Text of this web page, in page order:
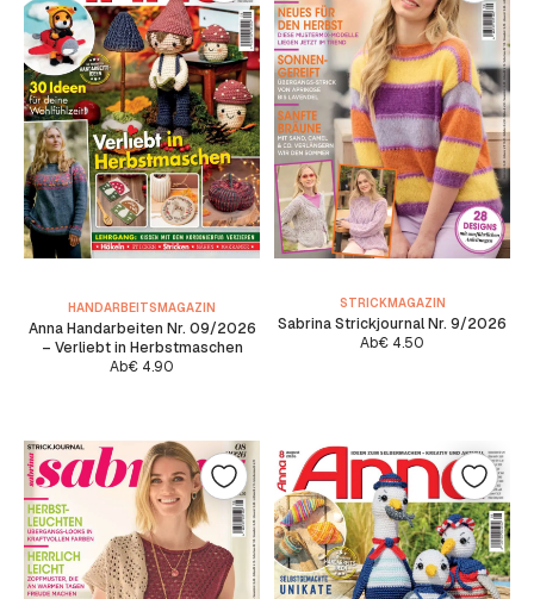
HANDARBEITSMAGAZIN
Anna Handarbeiten Nr. 09/2026
– Verliebt in Herbstmaschen
Ab€ 4.90
STRICKMAGAZIN
Sabrina Strickjournal Nr. 9/2026
Ab€ 4.50